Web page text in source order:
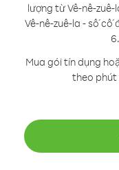
lượng từ Vê-nê-zuê-
Vê-nê-zuê-la - số cố
Mua gói tín dụng
theo phút